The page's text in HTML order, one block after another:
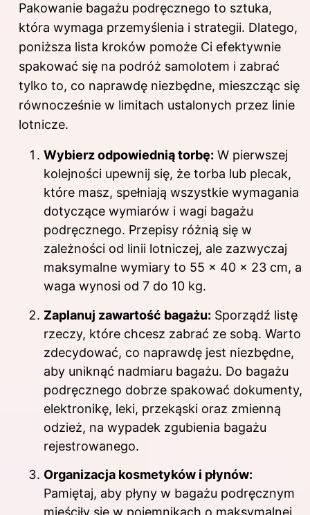
Pakowanie bagażu podręcznego to sztuka,
która wymaga przemyślenia i strategii. Dlatego,
poniższa lista kroków pomoże Ci efektywnie
spakować się na podróż samolotem i zabrać
tylko to, co naprawdę niezbędne, mieszcząc się
równocześnie w limitach ustalonych przez linie
lotnicze.
Wybierz odpowiednią torbę: W pierwszej
kolejności upewnij się, że torba lub plecak,
które masz, spełniają wszystkie wymagania
dotyczące wymiarów i wagi bagażu
podręcznego. Przepisy różnią się w
zależności od linii lotniczej, ale zazwyczaj
maksymalne wymiary to 55 x 40 x 23 cm, a
waga wynosi od 7 do 10 kg.
Zaplanuj zawartość bagażu: Sporządź listę
rzeczy, które chcesz zabrać ze sobą. Warto
zdecydować, co naprawdę jest niezbędne,
aby uniknąć nadmiaru bagażu. Do bagażu
podręcznego dobrze spakować dokumenty,
elektronikę, leki, przekąski oraz zmienną
odzież, na wypadek zgubienia bagażu
rejestrowanego.
Organizacja kosmetyków i płynów:
Pamiętaj, aby płyny w bagażu podręcznym
mieściły się w pojemnikach o maksymalnej